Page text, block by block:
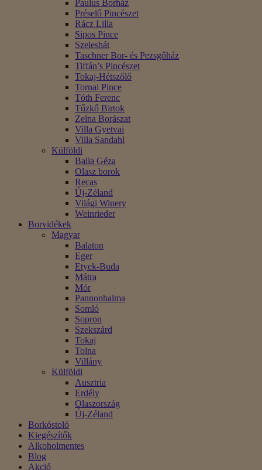
Paulus Borház
Préselő Pincészet
Rácz Lilla
Sipos Pince
Szeleshát
Taschner Bor- és Pezsgőház
Tiffán’s Pincészet
Tokaj-Hétszőlő
Tornai Pince
Tóth Ferenc
Tűzkő Birtok
Zelna Borászat
Villa Gyetvai
Villa Sandahl
Külföldi
Balla Géza
Olasz borok
Recas
Új-Zéland
Világi Winery
Weinrieder
Borvidékek
Magyar
Balaton
Eger
Etyek-Buda
Mátra
Mór
Pannonhalma
Somló
Sopron
Szekszárd
Tokaj
Tolna
Villány
Külföldi
Ausztria
Erdély
Olaszország
Új-Zéland
Borkóstoló
Kiegészítők
Alkoholmentes
Blog
Akció